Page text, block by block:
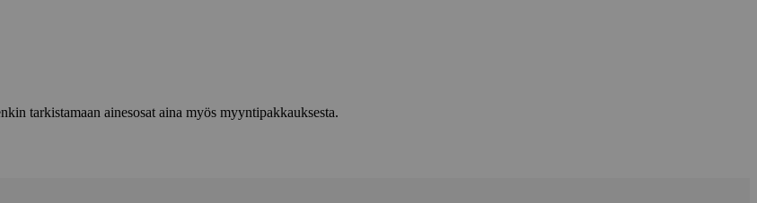
tarkistamaan ainesosat aina myös myyntipakkauksesta.